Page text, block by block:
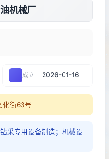
机械厂
成立 2026-01-16
化街63号
采专用设备制造；机械设